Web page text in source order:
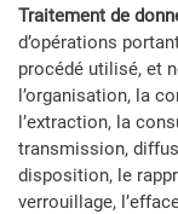
Traitement de
d’opérations
procédé utilisé, et
l’organisation, la
l’extraction, la
transmission,
disposition, le
verrouillage,